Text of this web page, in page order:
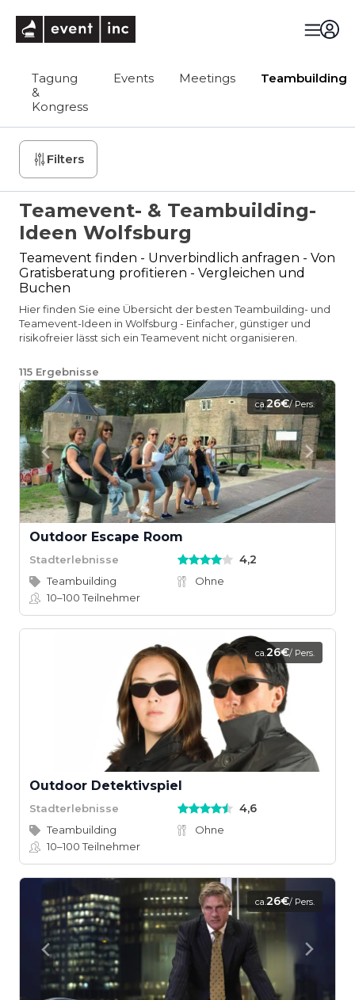
Tagung
&
Kongress
Events Meetings Teambuilding
Filters
Teamevent- & Teambuilding-
Ideen Wolfsburg
Teamevent finden - Unverbindlich anfragen - Von
Gratisberatung profitieren - Vergleichen und
Buchen
Hier finden Sie eine Übersicht der besten Teambuilding- und
Teamevent-Ideen in Wolfsburg - Einfacher, günstiger und
risikofreier lässt sich ein Teamevent nicht organisieren.
115 Ergebnisse
ca.26€/ Pers.
Outdoor Escape Room
Stadterlebnisse 4,2
Teambuilding
Ohne
10–100Teilnehmer
ca.26€/ Pers.
Outdoor Detektivspiel
Stadterlebnisse 4,6
Teambuilding
Ohne
10–100Teilnehmer
ca.26€/ Pers.